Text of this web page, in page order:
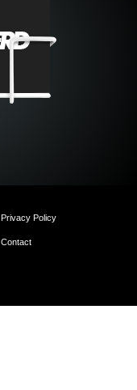
Privacy Policy
Contact